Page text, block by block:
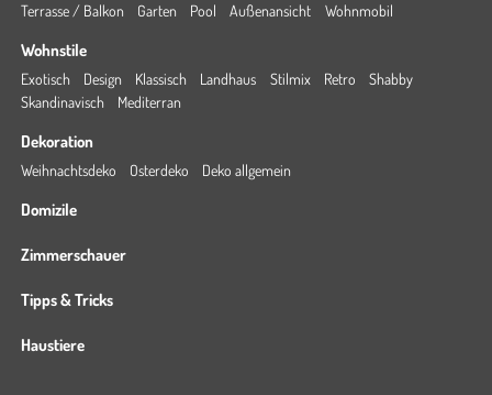
Terrasse / Balkon
Garten Pool Außenansicht Wohnmobil
Wohnstile
Exotisch Design Klassisch Landhaus Stilmix Retro
Shabby
Skandinavisch
Mediterran
Dekoration
Weihnachtsdeko Osterdeko Deko allgemein
Domizile
Zimmerschauer
Tipps & Tricks
Haustiere